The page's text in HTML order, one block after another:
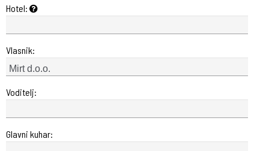
Hotel:
Vlasnik:
Voditelj:
Glavni kuhar: